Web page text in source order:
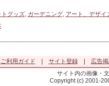
トグッズ, ガーデニング, アート、デザイ
ご利用ガイド サイト登録|
広告
サイト内の画像・
Copyright (c) 2001-